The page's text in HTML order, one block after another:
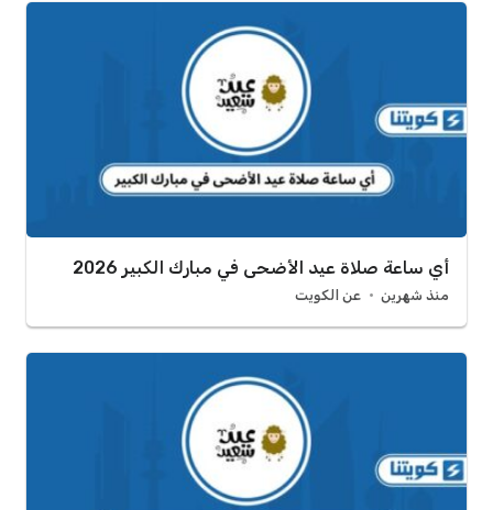
أي ساعة صلاة عيد الأضحى في مبارك الكبير 2026
منذ شهرين عن الكويت